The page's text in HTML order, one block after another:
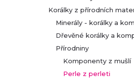
n
n
Korálky z přírodních
Minerály - korálky a
Dřevěné korálky a
Přírodniny
Komponenty z mušlí
Perle z perleti